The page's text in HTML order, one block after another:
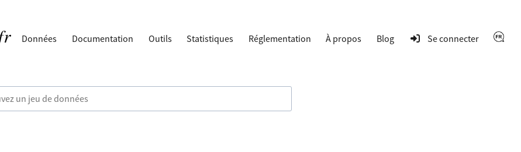
Données Documentation Outils Statistiques Réglementation À propos Blog Se connecter